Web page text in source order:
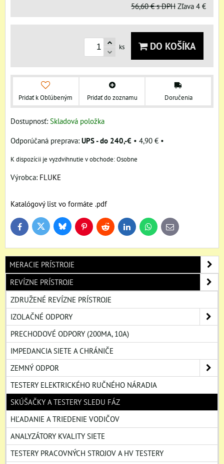
56,60 € s DPH Zľava 4 €
ks DO KOŠÍKA
Pridať k Obľúbeným Pridať do zoznamu Doručenia
Dostupnosť: Skladová položka
UPS - do 240,-€ • 4,90 € •
Osobne
Výrobca: FLUKE
Katalógový list vo formáte .pdf
FacebookTwitter BlueskyPinterestReddit LinkedInWhatsApp
E-
mail
MERACIE PRÍSTROJE
REVÍZNE PRÍSTROJE
ZDRUŽENÉ REVÍZNE PRÍSTROJE
IZOLAČNÉ ODPORY
PRECHODOVÉ ODPORY (200MA, 10A)
IMPEDANCIA SIETE A CHRÁNIČE
ZEMNÝ ODPOR
TESTERY ELEKTRICKÉHO RUČNÉHO NÁRADIA
SKÚŠAČKY A TESTERY SLEDU FÁZ
HĽADANIE A TRIEDENIE VODIČOV
ANALYZÁTORY KVALITY SIETE
TESTERY PRACOVNÝCH STROJOV A HV TESTERY